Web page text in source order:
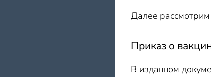
Далее
Приказ о
В изданном